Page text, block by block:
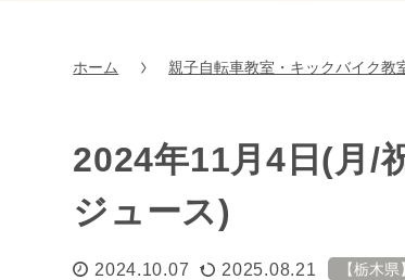
ホーム 親子自転車教室・キックバイク教
2024年11月4日(月/
ジュース)
2024.10.07 2025.08.21 【栃木